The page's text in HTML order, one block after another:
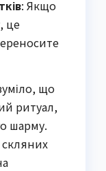
: Якщо
це
що
ритуал,
шарму.
скляних